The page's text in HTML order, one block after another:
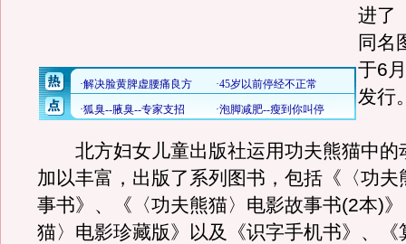
进了
同名
于6
发行
北方妇女儿童出版社运用功夫熊猫中的
加以丰富，出版了系列图书，包括《〈功夫
事书》、《〈功夫熊猫〉电影故事书(2本)
猫〉电影珍藏版》以及《识字手机书》、《